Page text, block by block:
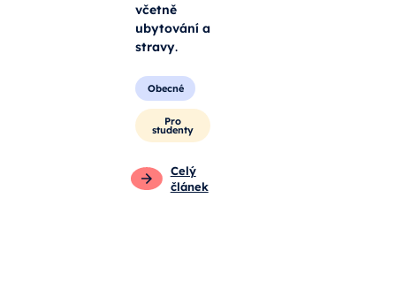
včetně
ubytování a
stravy.
Obecné
Pro
studenty
Celý
článek